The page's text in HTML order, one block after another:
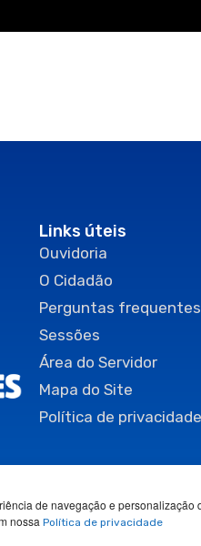
de navegação e personalização
nossa Política de privacidade
Links úteis
Ouvidoria
O Cidadão
Perguntas frequentes
Sessões
Área do Servidor
Mapa do Site
Política de privacidade